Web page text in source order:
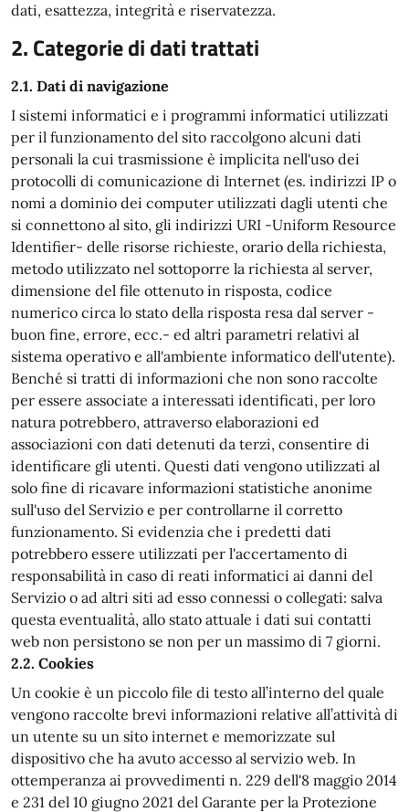
dati, esattezza, integrità e riservatezza.
2. Categorie di dati trattati
2.1. Dati di navigazione
I sistemi informatici e i programmi informatici utilizzati
per il funzionamento del sito raccolgono alcuni dati
personali la cui trasmissione è implicita nell'uso dei
protocolli di comunicazione di Internet (es. indirizzi IP o
nomi a dominio dei computer utilizzati dagli utenti che
si connettono al sito, gli indirizzi URI -Uniform Resource
Identifier- delle risorse richieste, orario della richiesta,
metodo utilizzato nel sottoporre la richiesta al server,
dimensione del file ottenuto in risposta, codice
numerico circa lo stato della risposta resa dal server -
buon fine, errore, ecc.- ed altri parametri relativi al
sistema operativo e all'ambiente informatico dell'utente).
Benché si tratti di informazioni che non sono raccolte
per essere associate a interessati identificati, per loro
natura potrebbero, attraverso elaborazioni ed
associazioni con dati detenuti da terzi, consentire di
identificare gli utenti. Questi dati vengono utilizzati al
solo fine di ricavare informazioni statistiche anonime
sull'uso del Servizio e per controllarne il corretto
funzionamento. Si evidenzia che i predetti dati
potrebbero essere utilizzati per l'accertamento di
responsabilità in caso di reati informatici ai danni del
Servizio o ad altri siti ad esso connessi o collegati: salva
questa eventualità, allo stato attuale i dati sui contatti
web non persistono se non per un massimo di 7 giorni.
2.2. Cookies
Un cookie è un piccolo file di testo all’interno del quale
vengono raccolte brevi informazioni relative all’attività di
un utente su un sito internet e memorizzate sul
dispositivo che ha avuto accesso al servizio web. In
ottemperanza ai provvedimenti n. 229 dell'8 maggio 2014
e 231 del 10 giugno 2021 del Garante per la Protezione